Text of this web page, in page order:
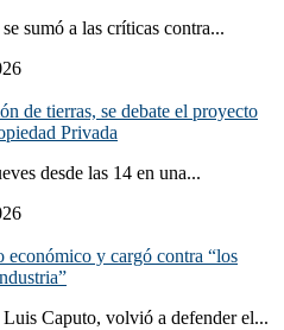
sumó a las críticas contra...
de tierras, se debate el proyecto
Privada
desde las 14 en una...
económico y cargó contra “los
Caputo, volvió a defender el...